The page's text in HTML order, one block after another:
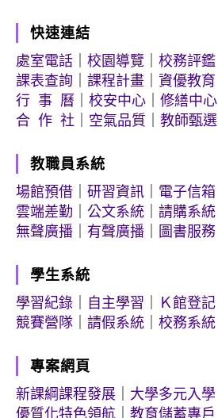
快速連結
處室電話
校園導覽
校務評鑑
課表查詢
課程計畫
資優教育
行 事 曆
校安中心
修繕中心
合 作 社
空氣品質 教師甄選
教職員系統
場館預借
研習資訊
電子信箱
雲端差勤
公文系統
請購系統
無聲廣播
有聲廣播 圖書服務
學生系統
學習紀錄
自主學習
Ｋ館登記
競賽營隊
請假系統 校務系統
專案網頁
新課綱課程發展
大學多元入學
優質化特色領航
教育儲蓄專戶